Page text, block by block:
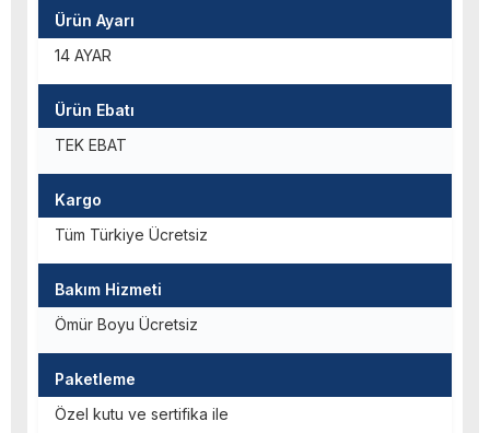
Ürün Ayarı
14 AYAR
Ürün Ebatı
TEK EBAT
Kargo
Tüm Türkiye Ücretsiz
Bakım Hizmeti
Ömür Boyu Ücretsiz
Paketleme
Özel kutu ve sertifika ile